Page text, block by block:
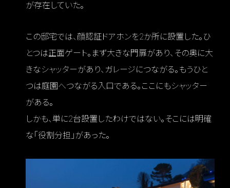
が存在していた。
この邸宅では、顔認証ドアホンを2か所に設置した。ひ
とつは正面ゲート。まず大きな門扉があり、その奥に大
きなシャッターがあり、ガレージにつながる。もうひと
つは庭園へつながる入口である。ここにもシャッター
がある。
しかも、単に2台設置したわけではない。そこには明確
な「役割分担」があった。